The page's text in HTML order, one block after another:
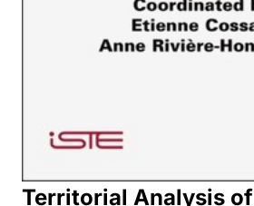
Territorial Analysis of